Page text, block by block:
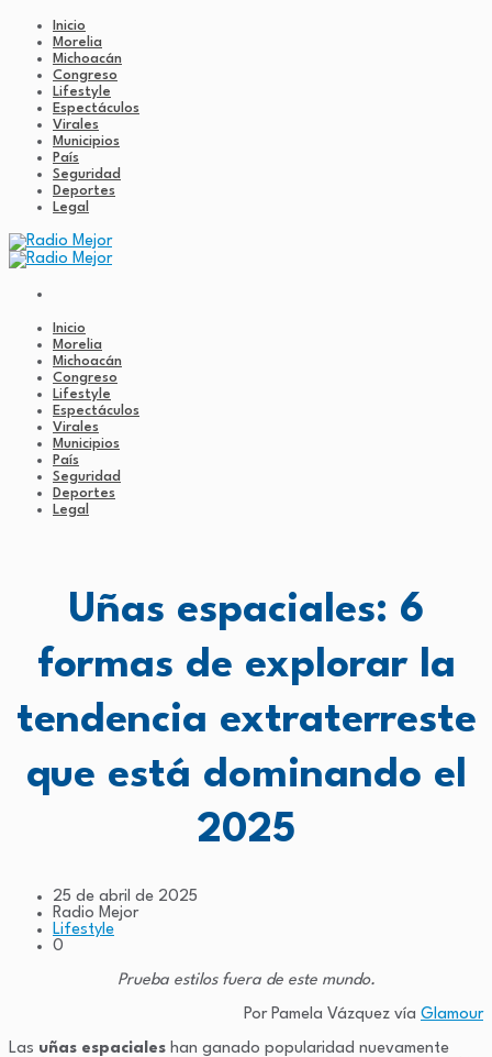
Inicio
Morelia
Michoacán
Congreso
Lifestyle
Espectáculos
Virales
Municipios
País
Seguridad
Deportes
Legal
Inicio
Morelia
Michoacán
Congreso
Lifestyle
Espectáculos
Virales
Municipios
País
Seguridad
Deportes
Legal
Uñas espaciales: 6
formas de explorar la
tendencia extraterreste
que está dominando el
2025
25 de abril de 2025
Radio Mejor
Lifestyle
0
Prueba estilos fuera de este mundo.
Por Pamela Vázquez vía Glamour
Las uñas espaciales han ganado popularidad nuevamente